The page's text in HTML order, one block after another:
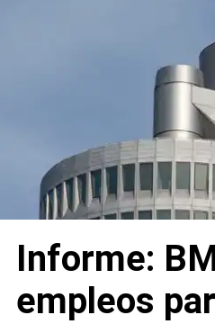
Informe:
empleos